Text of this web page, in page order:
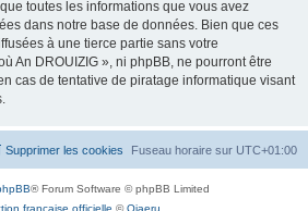
toutes les informations que vous avez
dans notre base de données. Bien que ces
à une tierce partie sans votre
An DROUIZIG », ni phpBB, ne pourront être
cas de tentative de piratage informatique visant
Fuseau horaire sur UTC+01:00
Supprimer les cookies
® Forum Software © phpBB Limited
française officielle ©Qiaeru